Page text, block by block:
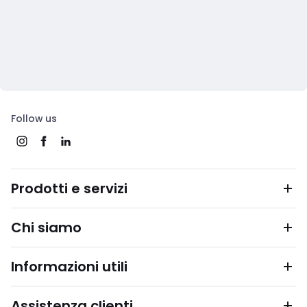
Follow us
Prodotti e servizi
Chi siamo
Informazioni utili